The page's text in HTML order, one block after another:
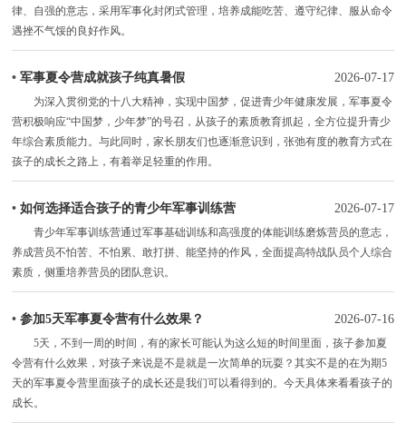
律、自强的意志，采用军事化封闭式管理，培养成能吃苦、遵守纪律、服从命令
遇挫不气馁的良好作风。
•军事夏令营成就孩子纯真暑假 2026-07-17
为深入贯彻党的十八大精神，实现中国梦，促进青少年健康发展，军事夏令
营积极响应“中国梦，少年梦”的号召，从孩子的素质教育抓起，全方位提升青少
年综合素质能力。与此同时，家长朋友们也逐渐意识到，张弛有度的教育方式在
孩子的成长之路上，有着举足轻重的作用。
•如何选择适合孩子的青少年军事训练营 2026-07-17
青少年军事训练营通过军事基础训练和高强度的体能训练磨炼营员的意志，
养成营员不怕苦、不怕累、敢打拼、能坚持的作风，全面提高特战队员个人综合
素质，侧重培养营员的团队意识。
•参加5天军事夏令营有什么效果？ 2026-07-16
5天，不到一周的时间，有的家长可能认为这么短的时间里面，孩子参加夏
令营有什么效果，对孩子来说是不是就是一次简单的玩耍？其实不是的在为期5
天的军事夏令营里面孩子的成长还是我们可以看得到的。今天具体来看看孩子的
成长。